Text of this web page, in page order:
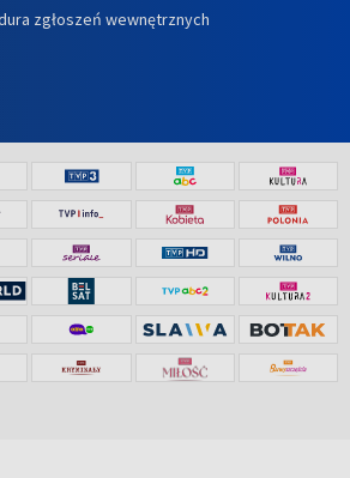
zgłoszeń wewnętrznych